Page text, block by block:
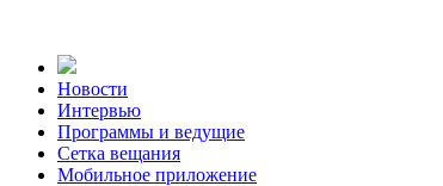
Новости
Интервью
Программы и ведущие
Сетка вещания
Мобильное приложение